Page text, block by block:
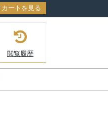
カートを見る
閲覧履歴